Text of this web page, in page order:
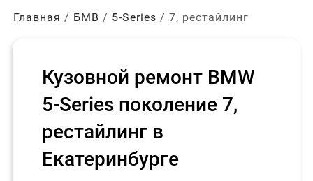
Главная БМВ 5-Series 7, рестайлинг
Кузовной ремонт BMW
5-Series поколение 7,
рестайлинг в
Екатеринбурге